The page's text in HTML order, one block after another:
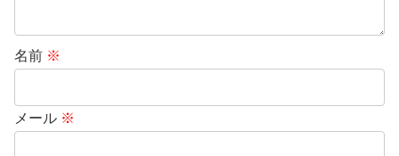
名前 ※
メール ※